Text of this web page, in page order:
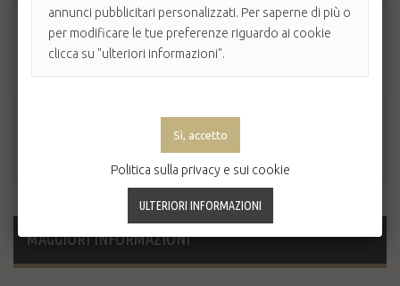
MAGGIORI INFORMAZIONI
annunci pubblicitari personalizzati. Per saperne di più o
per modificare le tue preferenze riguardo ai cookie
clicca su "ulteriori informazioni".
Politica sulla privacy e sui cookie